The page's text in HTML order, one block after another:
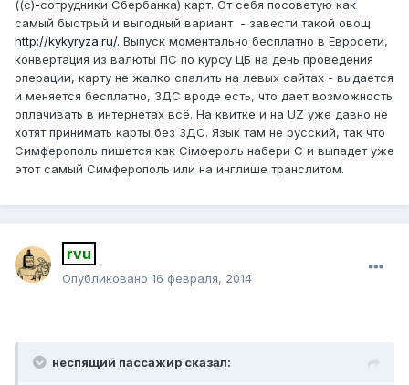
((с)-сотрудники Сбербанка) карт. От себя посоветую как
самый быстрый и выгодный вариант - завести такой овощ
http://kykyryza.ru/. Выпуск моментально бесплатно в Евросети,
конвертация из валюты ПС по курсу ЦБ на день проведения
операции, карту не жалко спалить на левых сайтах - выдается
и меняется бесплатно, 3ДС вроде есть, что дает возможность
оплачивать в интернетах всё. На квитке и на UZ уже давно не
хотят принимать карты без 3ДС. Язык там не русский, так что
Симферополь пишется как Ciмфероль набери С и выпадет уже
этот самый Симферополь или на инглише транслитом.
rvu
Опубликовано 16 февраля, 2014
неспящий пассажир сказал: